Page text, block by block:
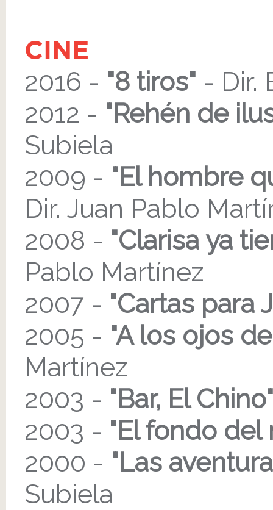
CINE
2016 - "8 tiros" - Dir.
2012 - "Rehén de
Subiela
2009 - "El hombre
Dir. Juan Pablo
2008 - "Clarisa ya
Pablo Martínez
2007 - "Cartas para
2005 - "A los ojos
Martínez
2003 - "Bar, El Chino"
2003 - "El fondo del
2000 - "Las
Subiela